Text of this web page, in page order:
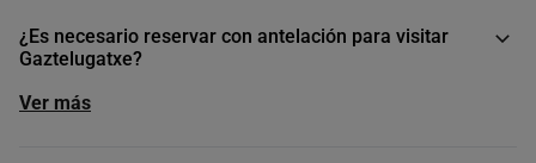
¿Es necesario reservar con antelación para visitar
Gaztelugatxe?
Ver más